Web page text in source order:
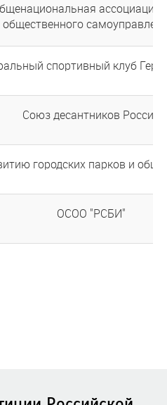
ассоциация
общественного
спортивный клуб
Союз десантников России
городских парков и
ОСОО "РСБИ"